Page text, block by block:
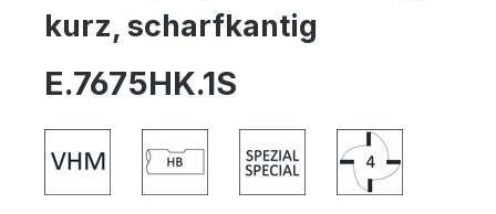
kurz, scharfkantig
E.7675HK.1S